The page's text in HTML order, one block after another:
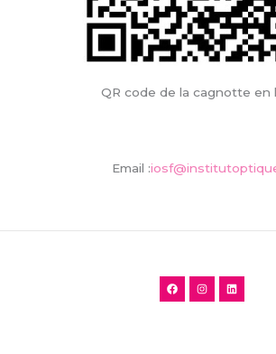
QR code de la cagnotte en
Email :